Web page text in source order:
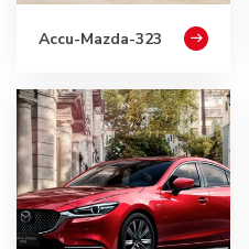
Accu-Mazda-323